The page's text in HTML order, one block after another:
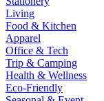
Living
Food & Kitchen
Apparel
Office & Tech
Trip & Camping
Health & Wellness
Eco-Friendly